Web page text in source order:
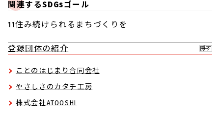
関連するSDGsゴール
11住み続けられるまちづくりを
登録団体の紹介 隠す
ことのはじまり合同会社
やさしさのカタチ工房
株式会社ATOOSHI